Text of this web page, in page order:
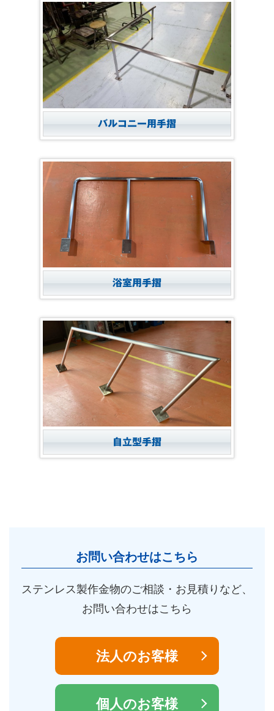
バルコニー用手摺
浴室用手摺
自立型手摺
お問い合わせはこちら
ステンレス製作金物のご相談・お見積りなど、
お問い合わせはこちら
法人のお客様
個人のお客様